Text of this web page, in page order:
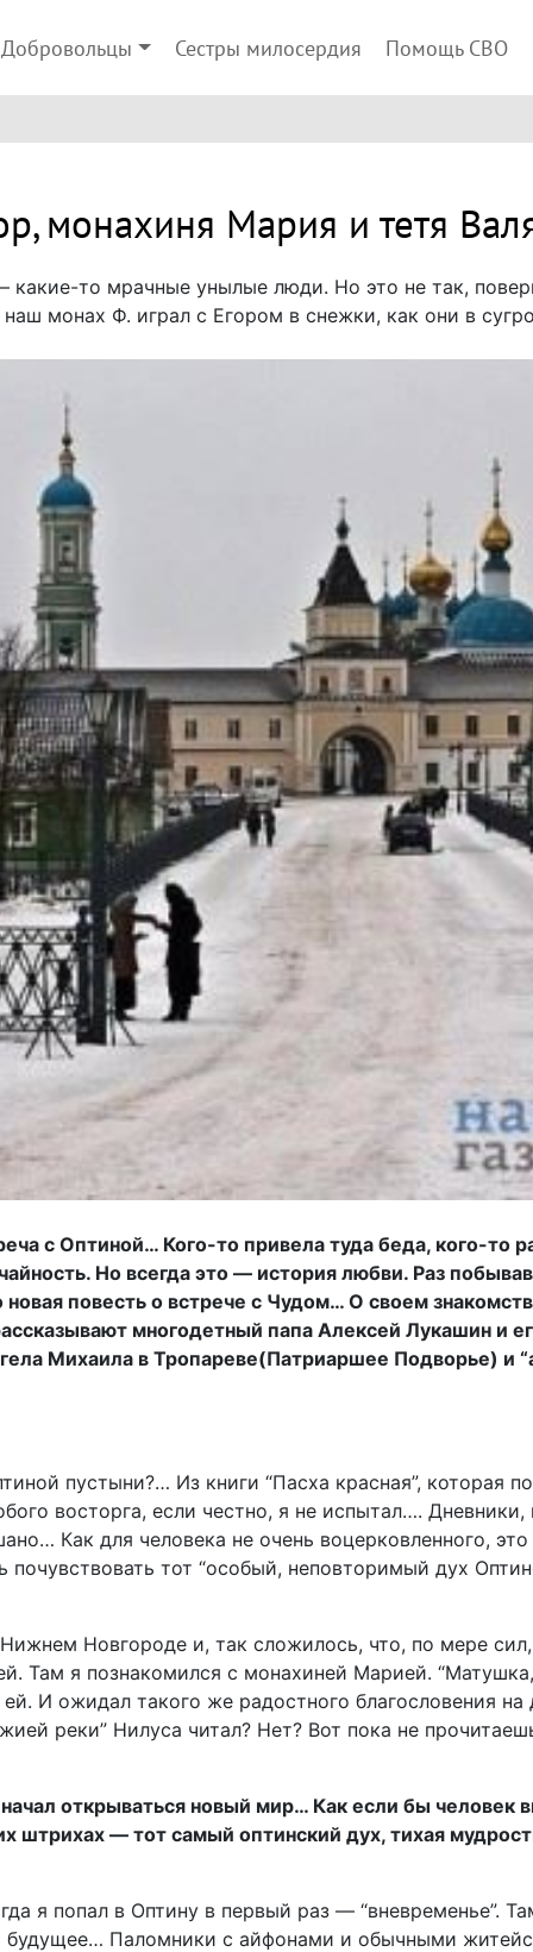
Добровольцы Сестры милосердия Помощь СВО
монахиня Мария и тетя
какие-то мрачные унылые люди. Но это не так,
наш монах Ф. играл с Егором в снежки, как они в
с Оптиной… Кого-то привела туда беда, кого-то
Но всегда это — история любви. Раз
повесть о встрече с Чудом… О своем
многодетный папа Алексей Лукашин и
Михаила в Тропареве(Патриаршее Подворье) и
пустыни?… Из книги “Пасха красная”, которая
восторга, если честно, я не испытал….
Как для человека не очень воцерковленного,
почувствовать тот “особый, неповторимый дух
Новгороде и, так сложилось, что, по мере
Там я познакомился с монахиней Марией.
И ожидал такого же радостного благословения
реки” Нилуса читал? Нет? Вот пока не
открываться новый мир… Как если бы человек
штрихах — тот самый оптинский дух, тихая
я попал в Оптину в первый раз — “вневременье”.
будущее… Паломники с айфонами и обычными